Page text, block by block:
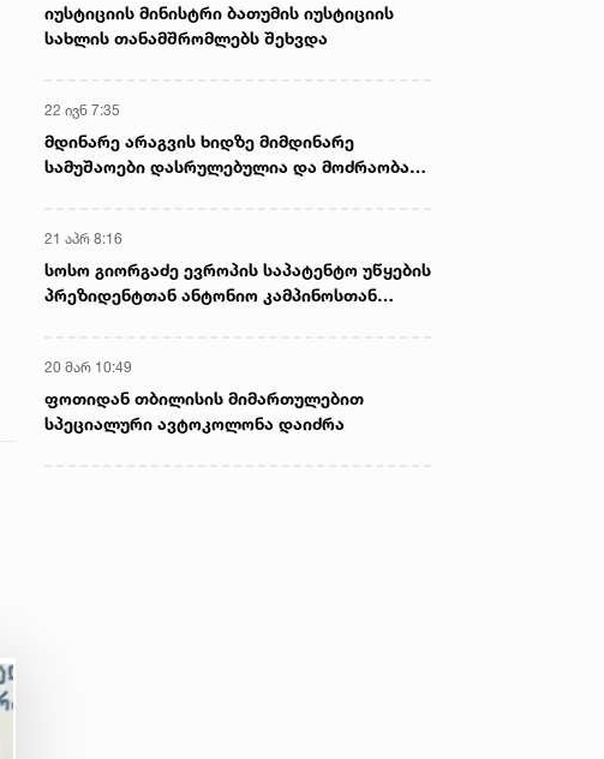
იუსტიციის მინისტრი ბათუმის იუსტიციის
სახლის თანამშრომლებს შეხვდა
22 ივნ 7:35
მდინარე არაგვის ხიდზე მიმდინარე
სამუშაოები დასრულებულია და მოძრაობა
21 აპრ 8:16
სოსო გიორგაძე ევროპის საპატენტო უწყების
პრეზიდენტთან ანტონიო კამპინოსთან
20 მარ 10:49
ფოთიდან თბილისის მიმართულებით
სპეციალური ავტოკოლონა დაიძრა